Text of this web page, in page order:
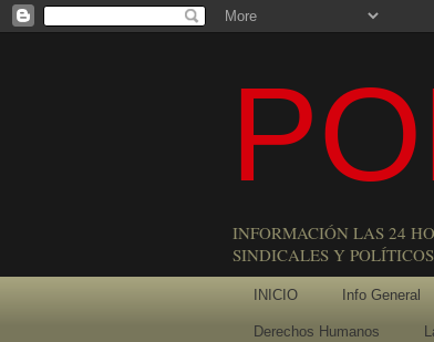
INFORMACIÓN LAS 24
SINDICALES Y
INICIO Info General
Derechos Humanos